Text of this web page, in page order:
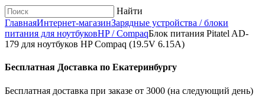
Найти
ГлавнаяИнтернет-магазинЗарядные устройства / блоки
питания для ноутбуковHP / CompaqБлок питания Pitatel AD-
179 для ноутбуков HP Compaq (19.5V 6.15A)
Бесплатная Доставка по Екатеринбургу
Бесплатная доставка при заказе от 3000 (на следующий день)